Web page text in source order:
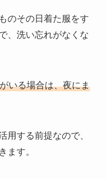
のその日着た服をす
、洗い忘れがなくな
いる場合は、夜にま
用する前提なので、
ます。